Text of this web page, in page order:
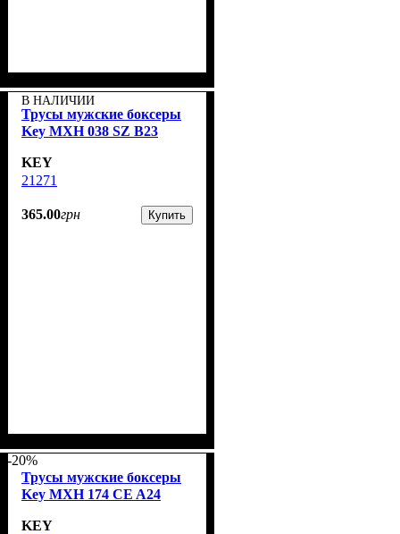
В НАЛИЧИИ
Трусы мужские боксеры
Key MXH 038 SZ B23
KEY
21271
365.00грн Купить
-20%
Трусы мужские боксеры
Key MXH 174 CE A24
KEY